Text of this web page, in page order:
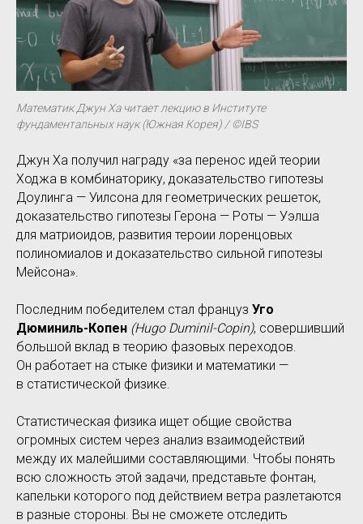
Математик Джун Ха читает лекцию в Институте
фундаментальных наук (Южная Корея) / ©IBS
Джун Ха получил награду «за перенос идей теории
Ходжа в комбинаторику, доказательство гипотезы
Доулинга — Уилсона для геометрических решеток,
доказательство гипотезы Герона — Роты — Уэлша
для матриоидов, развития тероии лоренцовых
полиномиалов и доказательство сильной гипотезы
Мейсона».
Последним победителем стал француз Уго
Дюминиль-Копен (Hugo Duminil-Copin), совершивший
большой вклад в теорию фазовых переходов.
Он работает на стыке физики и математики —
в статистической физике.
Статистическая физика ищет общие свойства
огромных систем через анализ взаимодействий
между их малейшими составляющими. Чтобы понять
всю сложность этой задачи, представьте фонтан,
капельки которого под действием ветра разлетаются
в разные стороны. Вы не сможете отследить